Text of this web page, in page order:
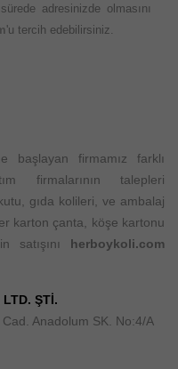
adresinizde olmasını
'u tercih edebilirsiniz.
başlayan firmamız farklı
firmalarının talepleri
gıda kolileri, ve ambalaj
karton çanta, köşe kartonu
satışını herboykoli.com
ŞTİ.
Anadolum SK. No:4/A